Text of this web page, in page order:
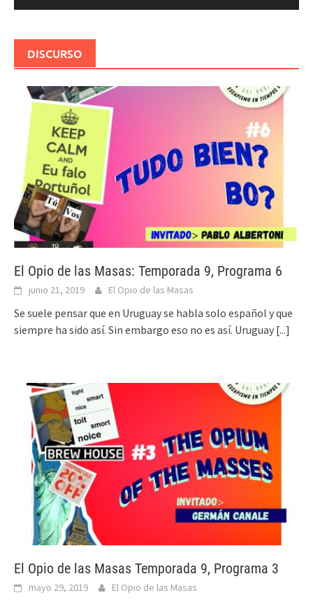
DISCURSO
El Opio de las Masas: Temporada 9, Programa 6
junio 21, 2019 El Opio de las Masas
Se suele pensar que en Uruguay se habla solo español y que
siempre ha sido así. Sin embargo eso no es así. Uruguay [...]
El Opio de las Masas Temporada 9, Programa 3
mayo 29, 2019 El Opio de las Masas